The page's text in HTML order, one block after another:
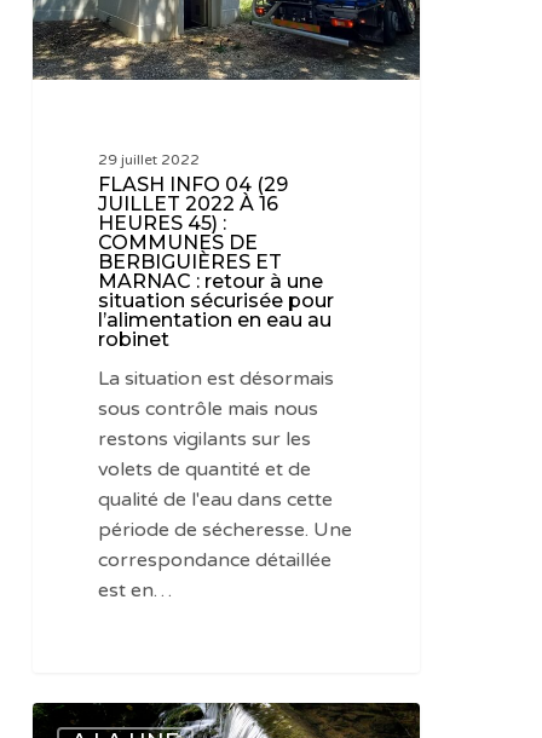
À
16
HEURES
COMMUNES
BERBIGUIÈRES
MARNAC
situation
sécurisée
l’alimentation
29 juillet 2022
FLASH INFO 04 (29
JUILLET 2022 À 16
HEURES 45) :
COMMUNES DE
BERBIGUIÈRES ET
MARNAC : retour à une
situation sécurisée pour
l’alimentation en eau au
robinet
La situation est désormais
sous contrôle mais nous
restons vigilants sur les
volets de quantité et de
qualité de l'eau dans cette
période de sécheresse. Une
correspondance détaillée
est en…
Flash